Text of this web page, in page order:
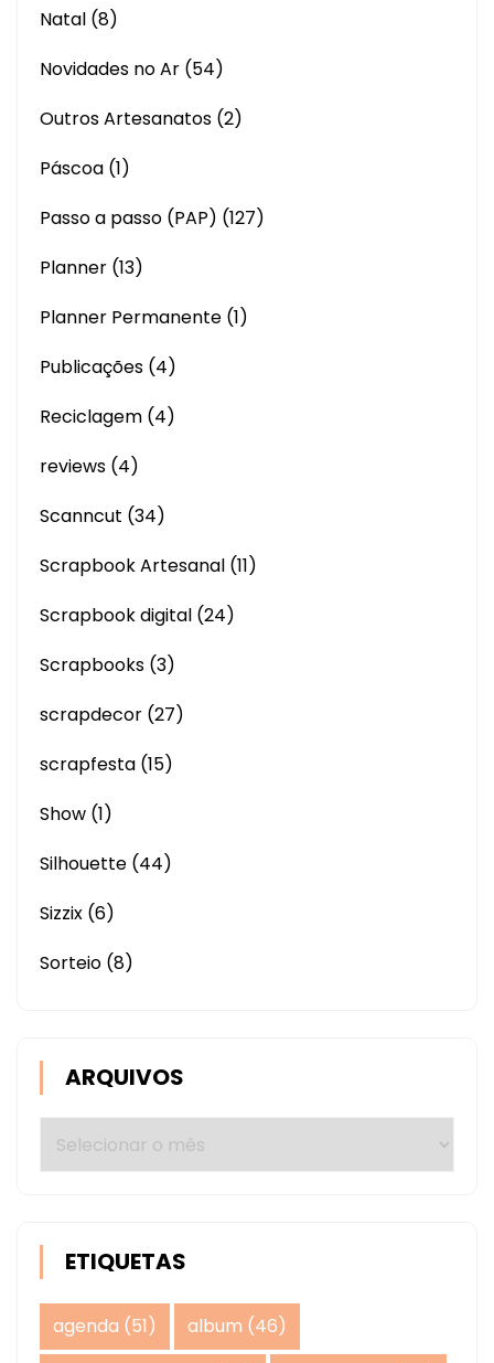
Natal (8)
Novidades no Ar (54)
Outros Artesanatos (2)
Páscoa (1)
Passo a passo (PAP) (127)
Planner (13)
Planner Permanente (1)
Publicações (4)
Reciclagem (4)
reviews (4)
Scanncut (34)
Scrapbook Artesanal (11)
Scrapbook digital (24)
Scrapbooks (3)
scrapdecor (27)
scrapfesta (15)
Show (1)
Silhouette (44)
Sizzix (6)
Sorteio (8)
ARQUIVOS
Arquivos
ETIQUETAS
agenda (51) album (46)